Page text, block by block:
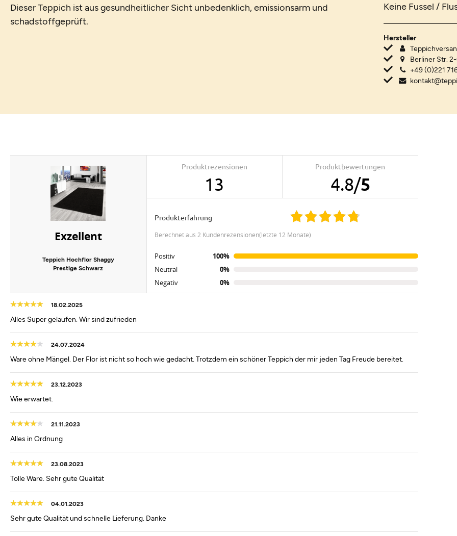
Dieser Teppich ist aus gesundheitlicher Sicht unbedenklich, emissionsarm und
schadstoffgeprüft.
Keine Fussel /
Hersteller
Berliner Str.
+49 (0)221
Exzellent
Teppich Hochflor Shaggy
Prestige Schwarz
Produktrezensionen
13
Produktbewertungen
4.8/5
Produkterfahrung
berechnet aus 2 Kundenrezensionen(letzte 12 Monate)
Positiv
100%
Neutral
0%
Negativ
0%
18.02.2025
Alles Super gelaufen. Wir sind zufrieden
24.07.2024
Ware ohne Mängel. Der Flor ist nicht so hoch wie gedacht. Trotzdem ein schöner Teppich der mir jeden Tag Freude bereitet.
23.12.2023
Wie erwartet.
21.11.2023
Alles in Ordnung
23.08.2023
Tolle Ware. Sehr gute Qualität
04.01.2023
Sehr gute Qualität und schnelle Lieferung. Danke